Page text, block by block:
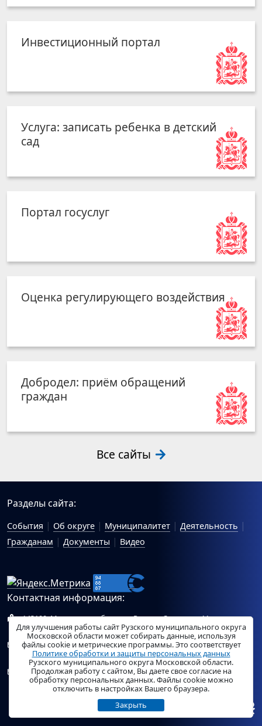
Инвестиционный портал
Услуга: записать ребенка в детский
сад
Портал госуслуг
Оценка регулирующего воздействия
Добродел: приём обращений
граждан
Все сайты
Разделы сайта:
События Об округе Муниципалитет
Деятельность
Гражданам
Документы Видео
Контактная информация:
143100, Московская область, г.Руза, ул.Солнцева, 11
Схема проезда
Общий отдел Администрации Рузского муниципального
округа:ruza_region_ruza@mosreg.ru.
Отдел по работе с обращениями граждан Администрации
Рузского муниципального округа:ruza_og_argo@mosreg.ru
Для улучшения работы сайт Рузского муниципального округа
Московской области может собирать данные, используя
файлы cookie и метрические программы. Это соответствует
Политике обработки и защиты персональных данных
Рузского муниципального округа Московской области.
Продолжая работу с сайтом, Вы даете свое согласие на
обработку персональных данных. Файлы cookie можно
отключить в настройках Вашего браузера.
Закрыть